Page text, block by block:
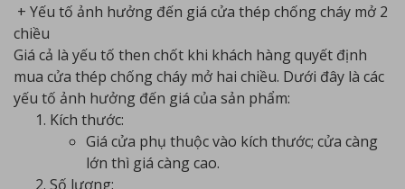
+ Yếu tố ảnh hưởng đến giá cửa thép chống cháy mở 2
chiều
Giá cả là yếu tố then chốt khi khách hàng quyết định
mua cửa thép chống cháy mở hai chiều. Dưới đây là các
yếu tố ảnh hưởng đến giá của sản phẩm:
Kích thước:
Giá cửa phụ thuộc vào kích thước; cửa càng
lớn thì giá càng cao.
Số lượng: